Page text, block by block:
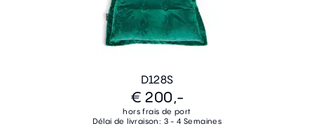
D128S
€ 200,-
hors frais de port
Délai de livraison: 3 - 4 Semaines